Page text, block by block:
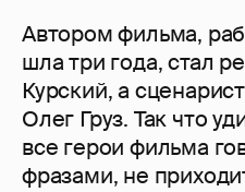
Автором фильма,
шла три года, стал
Курский, а
Олег Груз. Так что
все герои фильма
фразами, не